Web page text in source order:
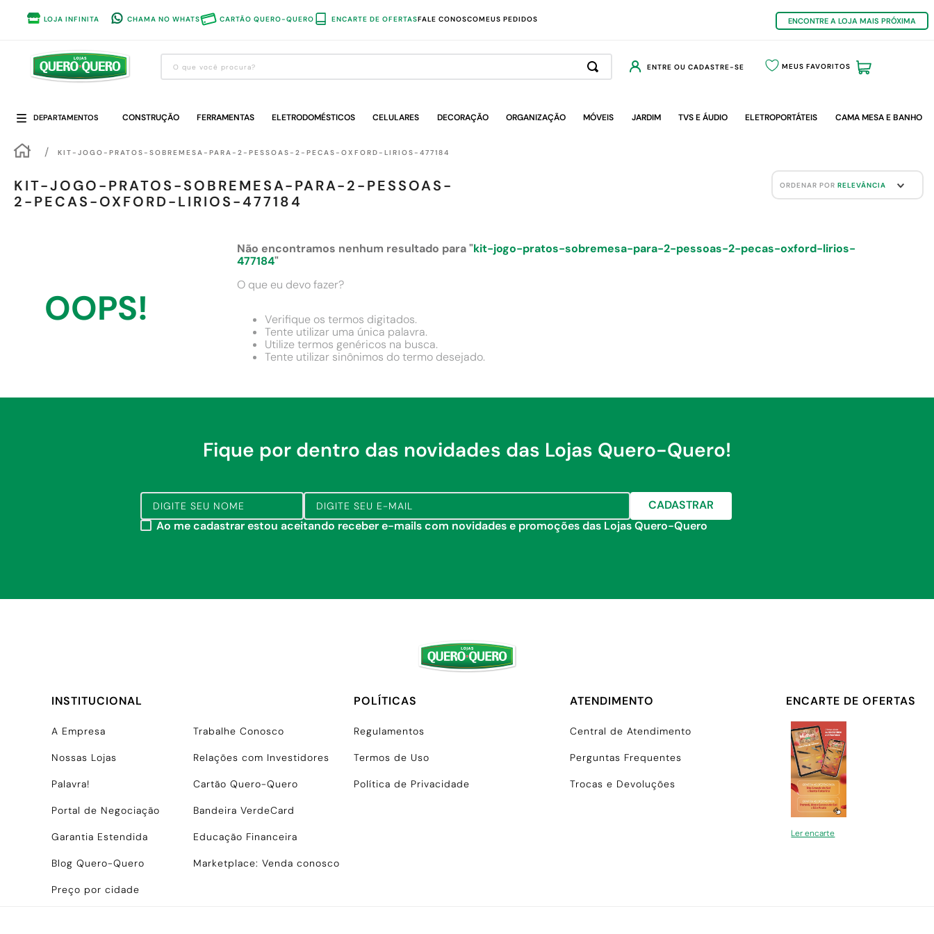
LOJA INFINITA CHAMA NO WHATS CARTÃO QUERO-QUERO ENCARTE DE OFERTASFALE CONOSCOMEUS PEDIDOS ENCONTRE A LOJA MAIS PRÓXIMA
O que você procura?
ENTRE OU CADASTRE-SE MEUS FAVORITOS
DEPARTAMENTOS CONSTRUÇÃO FERRAMENTAS ELETRODOMÉSTICOS CELULARES DECORAÇÃO ORGANIZAÇÃO MÓVEIS JARDIM TVS E ÁUDIO ELETROPORTÁTEIS CAMA MESA E BANHO
KIT-JOGO-PRATOS-SOBREMESA-PARA-2-PESSOAS-2-PECAS-OXFORD-LIRIOS-477184
KIT-JOGO-PRATOS-SOBREMESA-PARA-2-PESSOAS-
2-PECAS-OXFORD-LIRIOS-477184
ORDENAR POR RELEVÂNCIA
OOPS!
Não encontramos nenhum resultado para "kit-jogo-pratos-sobremesa-para-2-pessoas-2-pecas-oxford-lirios-
477184"
O que eu devo fazer?
Verifique os termos digitados.
Tente utilizar uma única palavra.
Utilize termos genéricos na busca.
Tente utilizar sinônimos do termo desejado.
Fique por dentro das novidades das Lojas Quero-Quero!
CADASTRAR
Ao me cadastrar estou aceitando receber e-mails com novidades e promoções das Lojas Quero-Quero
INSTITUCIONAL
A Empresa Trabalhe Conosco
Nossas Lojas Relações com Investidores
Palavra! Cartão Quero-Quero
Portal de Negociação Bandeira VerdeCard
Garantia Estendida Educação Financeira
Blog Quero-Quero Marketplace: Venda conosco
Preço por cidade
POLÍTICAS
Regulamentos
Termos de Uso
Política de Privacidade
ATENDIMENTO
Central de Atendimento
Perguntas Frequentes
Trocas e Devoluções
ENCARTE DE OFERTAS
Ler encarte
1º
guarda roupa
4
sofa